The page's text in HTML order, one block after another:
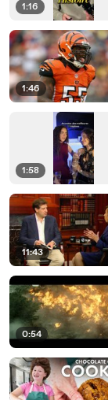
1:16
1:46
1:58
11:43
0:54